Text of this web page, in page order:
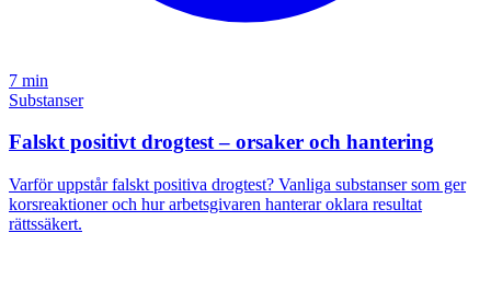
7 min
Substanser
Falskt positivt drogtest – orsaker och hantering
Varför uppstår falskt positiva drogtest? Vanliga substanser som ger
korsreaktioner och hur arbetsgivaren hanterar oklara resultat
rättssäkert.